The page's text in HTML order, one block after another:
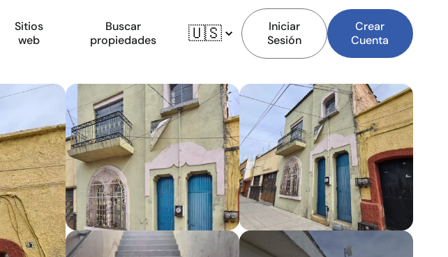
Sitios
web
Buscar
propiedades
🇺🇸
Iniciar
Sesión
Crear
Cuenta